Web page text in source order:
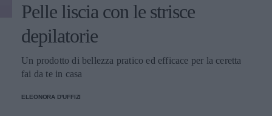
Pelle liscia con le strisce
depilatorie
Un prodotto di bellezza pratico ed efficace per la ceretta
fai da te in casa
ELEONORA D'UFFIZI